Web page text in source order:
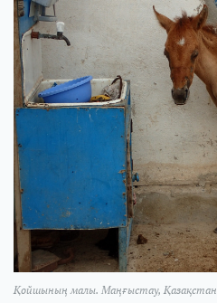
Қойшының малы. Маңғыстау, Қазақстан